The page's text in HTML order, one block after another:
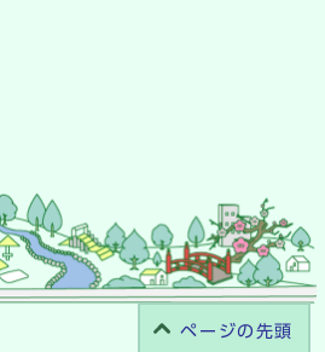
ページの先頭